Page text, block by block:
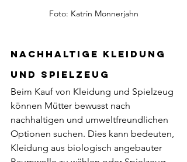
Foto: Katrin Monnerjahn
Nachhaltige Kleidung
und Spielzeug
Beim Kauf von Kleidung und Spielzeug
können Mütter bewusst nach
nachhaltigen und umweltfreundlichen
Optionen suchen. Dies kann bedeuten,
Kleidung aus biologisch angebauter